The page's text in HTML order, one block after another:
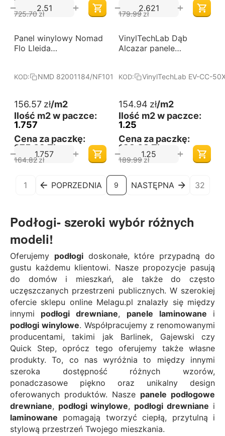
Podłogi- szeroki wybór różnych
modeli!
Oferujemy podłogidoskonałe, które przypadną do
gustu każdemu klientowi. Nasze propozycje pasują
do domów i mieszkań, ale także do często
uczęszczanych przestrzeni publicznych. W szerokiej
ofercie sklepu online Melagu.pl znalazły się między
innymi podłogi drewniane, panele laminowane i
podłogi winylowe. Współpracujemy z renomowanymi
producentami, takimi jak Barlinek, Gajewski czy
Quick Step, oprócz tego oferujemy także własne
produkty. To, co nas wyróżnia to między innymi
szeroka dostępność różnych wzorów,
ponadczasowe piękno oraz unikalny design
oferowanych produktów. Nasze panele podłogowe
drewniane, podłogi winylowe, podłogi drewniane i
laminowane pomagają tworzyć ciepłą, przytulną i
stylową przestrzeń Twojego mieszkania.
725.70zł
+
− 179.99 zł
+
−
-5%
Darmowa dostawa
od 60 m2
Panel winylowy Nomad
Flo Lleida
KOD: NMD 82001184/NF10107A
156.57 zł/m2
Ilość m2 w paczce:
1.757
Cena za paczkę:
275,09 Zł
164.82zł
+
−
-18%
Darmowa dostawa
VinylTechLab Dąb
Alcazar panele
KOD: VinylTechLab EV-CC-
154.94 zł/m2
Ilość m2 w paczce:
1.25
Cena za paczkę:
193,68 Zł
189.99zł
+
−
1 POPRZEDNIA 9 NASTĘPNA 32